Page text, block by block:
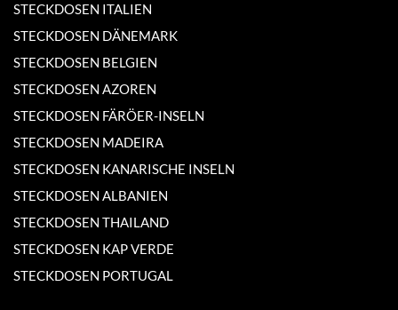
STECKDOSEN ITALIEN
STECKDOSEN DÄNEMARK
STECKDOSEN BELGIEN
STECKDOSEN AZOREN
STECKDOSEN FÄRÖER-INSELN
STECKDOSEN MADEIRA
STECKDOSEN KANARISCHE INSELN
STECKDOSEN ALBANIEN
STECKDOSEN THAILAND
STECKDOSEN KAP VERDE
STECKDOSEN PORTUGAL